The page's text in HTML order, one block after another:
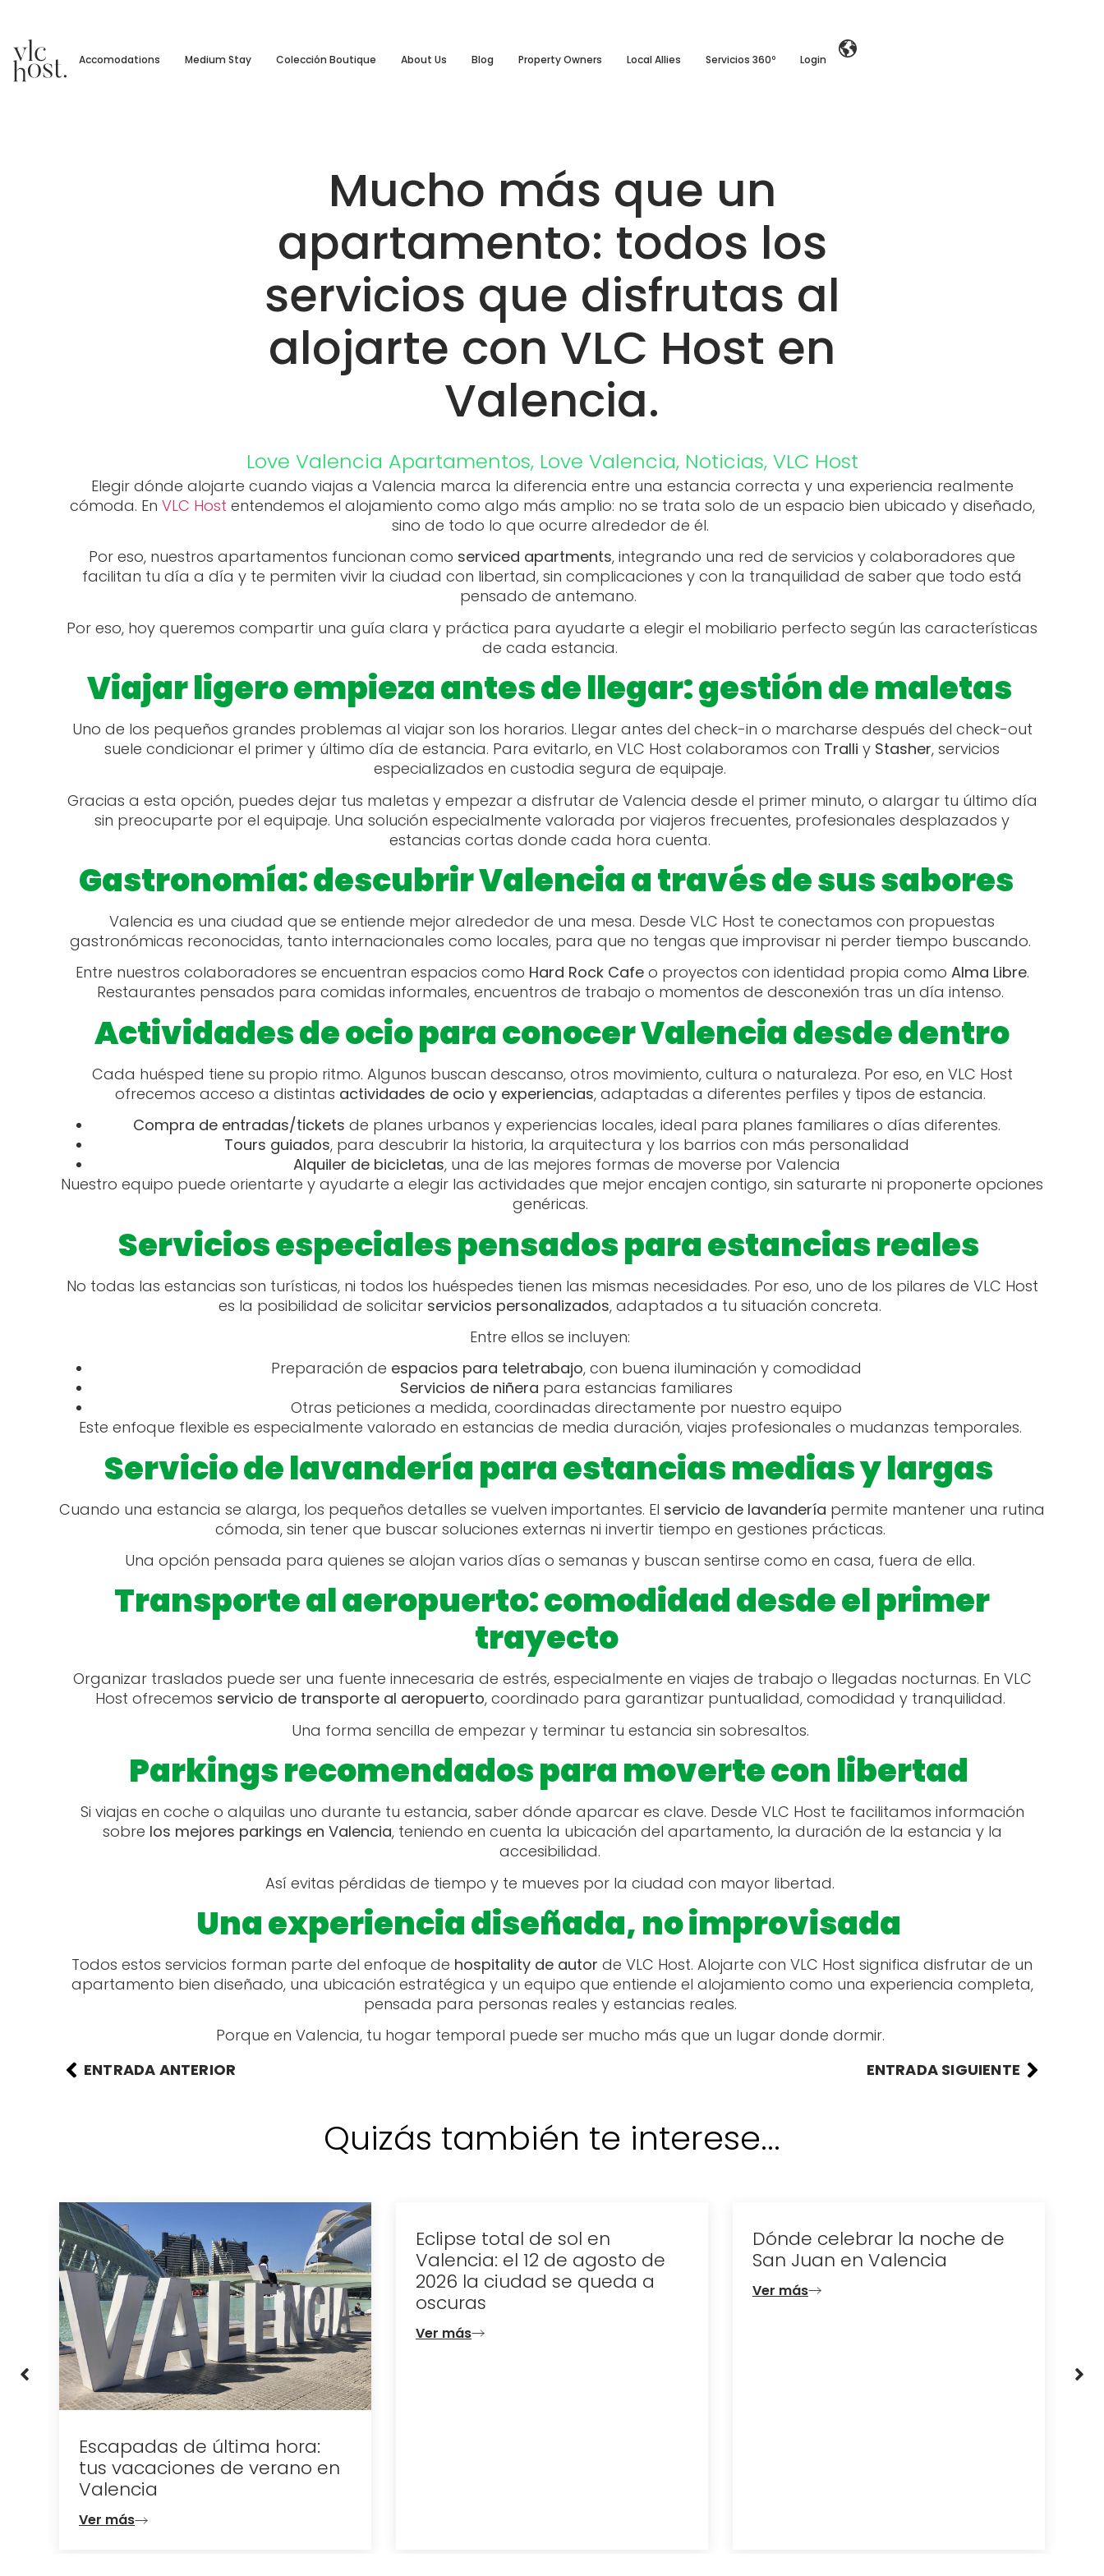
Accomodations Medium Stay Colección Boutique About Us Blog Property Owners Local Allies Servicios 360º Login
Mucho más que un
apartamento: todos los
servicios que disfrutas al
alojarte con VLC Host en
Valencia.
Love Valencia Apartamentos, Love Valencia, Noticias, VLC Host
Elegir dónde alojarte cuando viajas a Valencia marca la diferencia entre una estancia correcta y una experiencia realmente
cómoda. En VLC Host entendemos el alojamiento como algo más amplio: no se trata solo de un espacio bien ubicado y diseñado,
sino de todo lo que ocurre alrededor de él.
Por eso, nuestros apartamentos funcionan como serviced apartments, integrando una red de servicios y colaboradores que
facilitan tu día a día y te permiten vivir la ciudad con libertad, sin complicaciones y con la tranquilidad de saber que todo está
pensado de antemano.
Por eso, hoy queremos compartir una guía clara y práctica para ayudarte a elegir el mobiliario perfecto según las características
de cada estancia.
Viajar ligero empieza antes de llegar: gestión de maletas
Uno de los pequeños grandes problemas al viajar son los horarios. Llegar antes del check-in o marcharse después del check-out
suele condicionar el primer y último día de estancia. Para evitarlo, en VLC Host colaboramos con Tralli y Stasher, servicios
especializados en custodia segura de equipaje.
Gracias a esta opción, puedes dejar tus maletas y empezar a disfrutar de Valencia desde el primer minuto, o alargar tu último día
sin preocuparte por el equipaje. Una solución especialmente valorada por viajeros frecuentes, profesionales desplazados y
estancias cortas donde cada hora cuenta.
Gastronomía: descubrir Valencia a través de sus sabores
Valencia es una ciudad que se entiende mejor alrededor de una mesa. Desde VLC Host te conectamos con propuestas
gastronómicas reconocidas, tanto internacionales como locales, para que no tengas que improvisar ni perder tiempo buscando.
Entre nuestros colaboradores se encuentran espacios como Hard Rock Cafeo proyectos con identidad propia como Alma Libre.
Restaurantes pensados para comidas informales, encuentros de trabajo o momentos de desconexión tras un día intenso.
Actividades de ocio para conocer Valencia desde dentro
Cada huésped tiene su propio ritmo. Algunos buscan descanso, otros movimiento, cultura o naturaleza. Por eso, en VLC Host
ofrecemos acceso a distintas actividades de ocio y experiencias, adaptadas a diferentes perfiles y tipos de estancia.
Compra de entradas/tickets de planes urbanos y experiencias locales, ideal para planes familiares o días diferentes.
Tours guiados, para descubrir la historia, la arquitectura y los barrios con más personalidad
Alquiler de bicicletas, una de las mejores formas de moverse por Valencia
Nuestro equipo puede orientarte y ayudarte a elegir las actividades que mejor encajen contigo, sin saturarte ni proponerte opciones
genéricas.
Servicios especiales pensados para estancias reales
No todas las estancias son turísticas, ni todos los huéspedes tienen las mismas necesidades. Por eso, uno de los pilares de VLC Host
es la posibilidad de solicitar servicios personalizados, adaptados a tu situación concreta.
Entre ellos se incluyen:
Preparación de espacios para teletrabajo, con buena iluminación y comodidad
Servicios de niñera para estancias familiares
Otras peticiones a medida, coordinadas directamente por nuestro equipo
Este enfoque flexible es especialmente valorado en estancias de media duración, viajes profesionales o mudanzas temporales.
Servicio de lavandería para estancias medias y largas
Cuando una estancia se alarga, los pequeños detalles se vuelven importantes. El servicio de lavandería permite mantener una rutina
cómoda, sin tener que buscar soluciones externas ni invertir tiempo en gestiones prácticas.
Una opción pensada para quienes se alojan varios días o semanas y buscan sentirse como en casa, fuera de ella.
Transporte al aeropuerto: comodidad desde el primer
trayecto
Organizar traslados puede ser una fuente innecesaria de estrés, especialmente en viajes de trabajo o llegadas nocturnas. En VLC
Host ofrecemos servicio de transporte al aeropuerto, coordinado para garantizar puntualidad, comodidad y tranquilidad.
Una forma sencilla de empezar y terminar tu estancia sin sobresaltos.
Parkings recomendados para moverte con libertad
Si viajas en coche o alquilas uno durante tu estancia, saber dónde aparcar es clave. Desde VLC Host te facilitamos información
sobre los mejores parkings en Valencia, teniendo en cuenta la ubicación del apartamento, la duración de la estancia y la
accesibilidad.
Así evitas pérdidas de tiempo y te mueves por la ciudad con mayor libertad.
Una experiencia diseñada, no improvisada
Todos estos servicios forman parte del enfoque de hospitality de autor de VLC Host. Alojarte con VLC Host significa disfrutar de un
apartamento bien diseñado, una ubicación estratégica y un equipo que entiende el alojamiento como una experiencia completa,
pensada para personas reales y estancias reales.
Porque en Valencia, tu hogar temporal puede ser mucho más que un lugar donde dormir.
ENTRADA ANTERIOR
ENTRADA SIGUIENTE
Quizás también te interese...
Escapadas de última hora:
tus vacaciones de verano en
Valencia
Ver más
Eclipse total de sol en
Valencia: el 12 de agosto de
2026 la ciudad se queda a
oscuras
Ver más
Dónde celebrar la noche de
San Juan en Valencia
Ver más